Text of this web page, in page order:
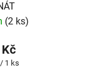
(2 ks)
1 ks